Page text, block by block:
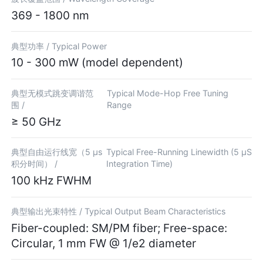
369 - 1800 nm
典型功率 /Typical Power
10 - 300 mW (model dependent)
典型无模式跳变调谐范
围 /
Typical Mode-Hop Free Tuning
Range
≥ 50 GHz
典型自由运行线宽（5 µs
积分时间） /
Typical Free-Running Linewidth (5 µS
Integration Time)
100 kHz FWHM
典型输出光束特性 /Typical Output Beam Characteristics
Fiber-coupled: SM/PM fiber; Free-space:
Circular, 1 mm FW @ 1/e2 diameter